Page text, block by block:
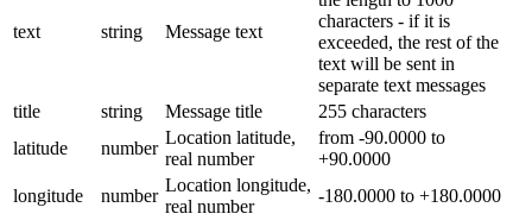
text string Message text
characters - if it is
exceeded, the rest of the
text will be sent in
separate text messages
title
string Message title
255 characters
latitude
number
Location latitude,
real number
from -90.0000 to
+90.0000
longitude
number
Location longitude,
real number
-180.0000 to +180.0000